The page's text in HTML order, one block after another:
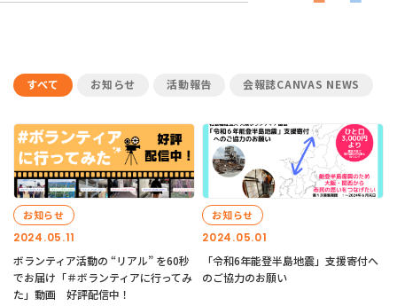
すべて お知らせ 活動報告 会報誌CANVAS NEWS
2024.05.11
お知らせ
ボランティア活動の “リアル” を60秒
でお届け「＃ボランティアに行ってみ
た」動画 好評配信中！
2024.05.01
お知らせ
「令和6年能登半島地震」支援寄付へ
のご協力のお願い